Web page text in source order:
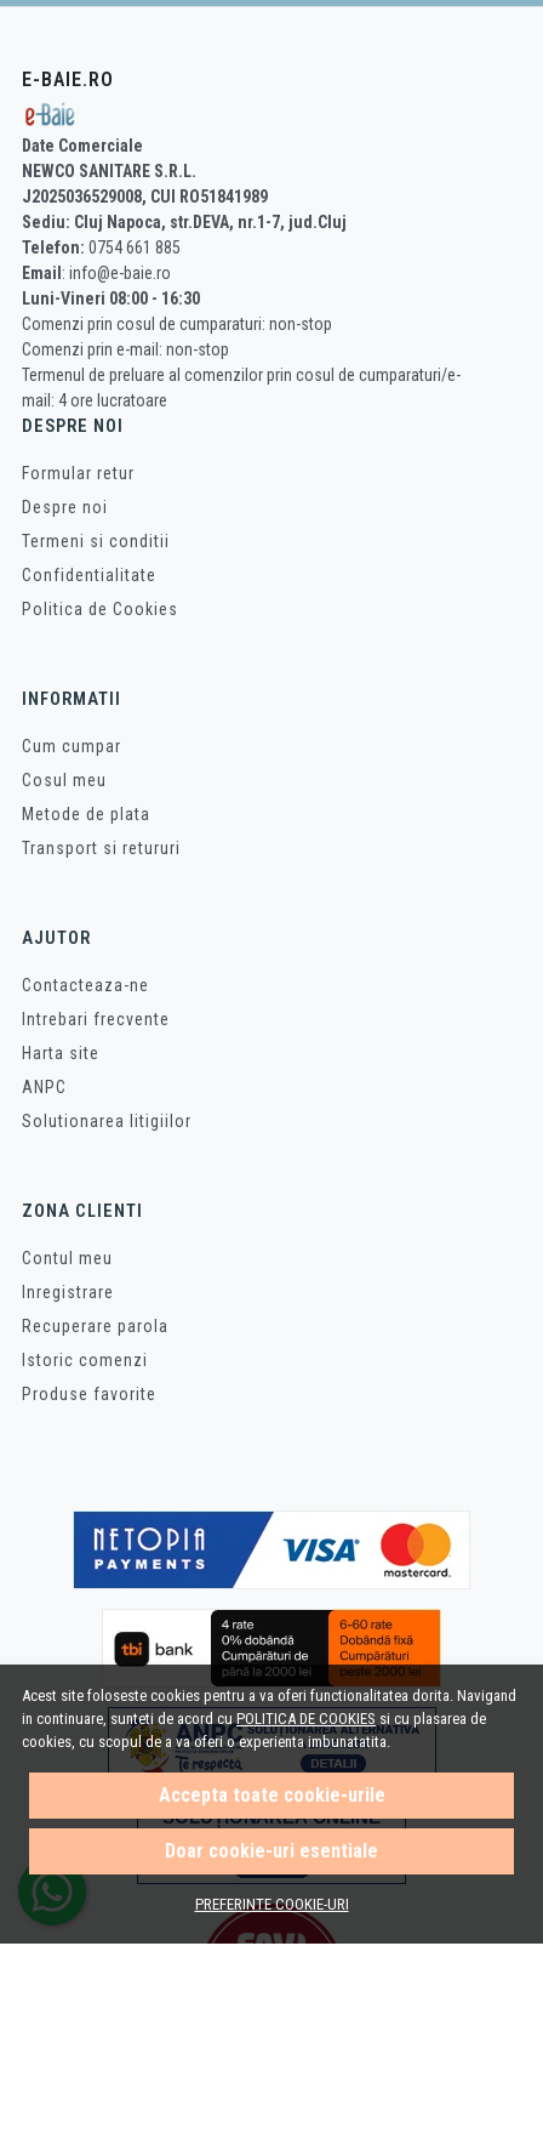
Acest site foloseste cookies pentru a va oferi functionalitatea dorita. Navigand
in continuare, sunteti de acord cuPOLITICA DE COOKIES si cu plasarea de
cookies, cu scopul de a va oferi o experienta imbunatatita.
Accepta toate cookie-urile
Doar cookie-uri esentiale
PREFERINTE COOKIE-URI
E-BAIE.RO
Date Comerciale
NEWCO SANITARE S.R.L.
J2025036529008, CUI RO51841989
Sediu: Cluj Napoca, str.DEVA, nr.1-7, jud.Cluj
Telefon: 0754 661 885
Email : info@e-baie.ro
Luni-Vineri 08:00 - 16:30
Comenzi prin cosul de cumparaturi: non-stop
Comenzi prin e-mail: non-stop
Termenul de preluare al comenzilor prin cosul de cumparaturi/e-
mail: 4 ore lucratoare
DESPRE NOI
Formular retur
Despre noi
Termeni si conditii
Confidentialitate
Politica de Cookies
INFORMATII
Cum cumpar
Cosul meu
Metode de plata
Transport si retururi
AJUTOR
Contacteaza-ne
Intrebari frecvente
Harta site
ANPC
Solutionarea litigiilor
ZONA CLIENTI
Contul meu
Inregistrare
Recuperare parola
Istoric comenzi
Produse favorite